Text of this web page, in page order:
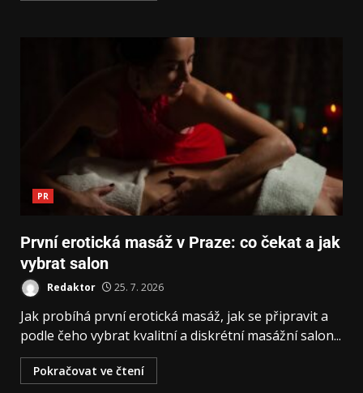
PR
První erotická masáž v Praze: co čekat a jak
vybrat salon
Redaktor 25. 7. 2026
Jak probíhá první erotická masáž, jak se připravit a
podle čeho vybrat kvalitní a diskrétní masážní salon...
Pokračovat ve čtení